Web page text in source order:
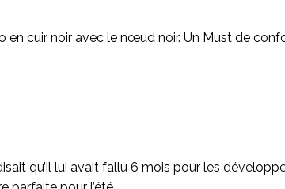
en cuir noir avec le nœud noir. Un Must de
qu’il lui avait fallu 6 mois pour les